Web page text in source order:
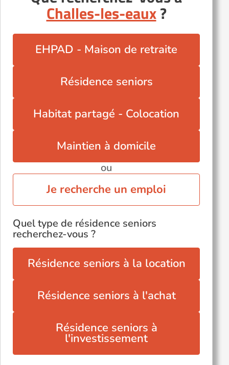
Challes-les-eaux?
EHPAD - Maison de retraite
Résidence seniors
Habitat partagé - Colocation
Maintien à domicile
ou
Je recherche un emploi
Quel type de résidence seniors
recherchez-vous ?
Résidence seniors à la location
Résidence seniors à l'achat
Résidence seniors à
l'investissement